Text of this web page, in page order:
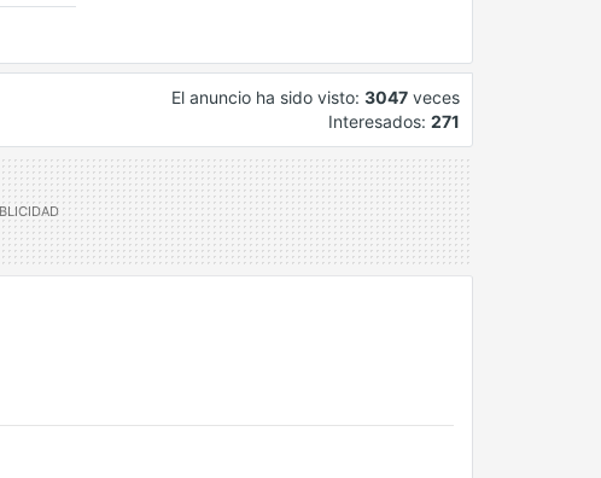
El anuncio ha sido visto: 3047 veces
Interesados: 271